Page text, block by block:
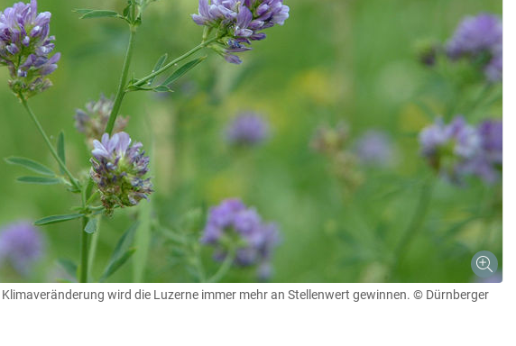
wird die Luzerne immer mehr an Stellenwert gewinnen. © Dürnberger